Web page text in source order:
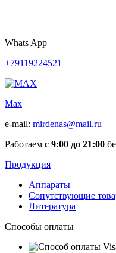
Whats App
+79119224521
Max
e-mail: mirdenas@mail.ru
Работаем с 9:00 до 21:00
Продукция
Аппараты
Сопутствующие
Литература
Способы оплаты